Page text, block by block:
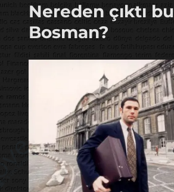
Nereden çıktı bu
Bosman?